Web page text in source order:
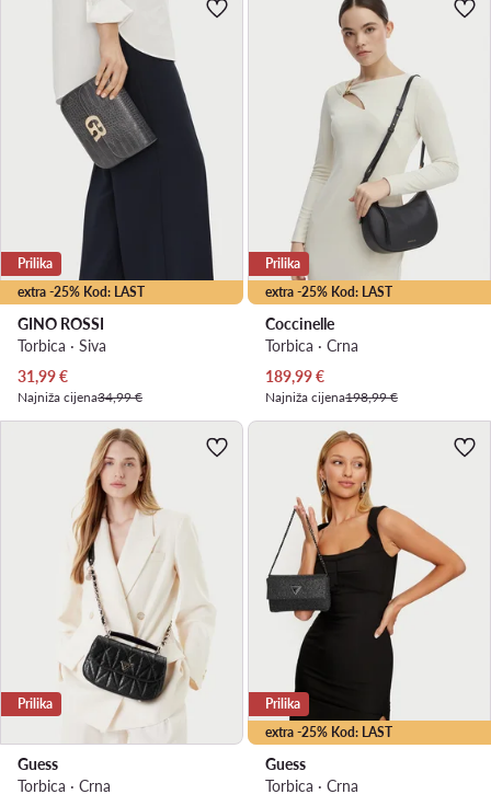
extra -25% Kod: LAST
Prilika
GINO ROSSI
Torbica · Siva
Trenutna cijena
31,99€
Najniža cijena34,99 €
extra -25% Kod: LAST
Prilika
Coccinelle
Torbica · Crna
Trenutna cijena
189,99€
Najniža cijena198,99 €
Prilika
Guess
Torbica · Crna
extra -25% Kod: LAST
Prilika
Guess
Torbica · Crna